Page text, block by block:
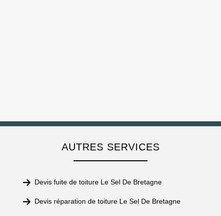
AUTRES SERVICES
Devis fuite de toiture Le Sel De Bretagne
Devis réparation de toiture Le Sel De Bretagne